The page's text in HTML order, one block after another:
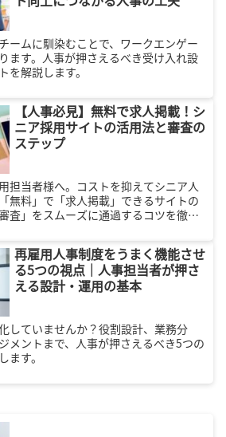
ームに馴染むことで、ワークエンゲー
ます。人事が押さえるべき受け入れ設
を解説します。
【人事必見】無料で求人掲載！シ
ニア採用サイトの活用法と審査の
ステップ
担当者様へ。コストを抑えてシニア人
無料」で「求人掲載」できるサイトの
査」をスムーズに通過するコツを徹底
再雇用人事制度をうまく機能させ
る5つの視点｜人事担当者が押さ
える設計・運用の基本
していませんか？役割設計、業務分
メントまで、人事が押さえるべき5つの
ます。